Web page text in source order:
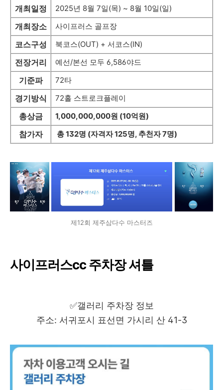
개최일정 2025년 8월 7일(목) ~ 8월 10일(일)
개최장소 사이프러스 골프장
코스구성 북코스(OUT) + 서코스(IN)
전장거리 예선/본선 모두 6,586야드
기준파 72타
경기방식 72홀 스트로크플레이
총상금 1,000,000,000원 (10억원)
참가자 총 132명 (자격자 125명, 추천자 7명)
제12회 제주삼다수 마스터즈
사이프러스cc 주차장 셔틀
✅갤러리 주차장 정보
주소: 서귀포시 표선면 가시리 산 41-3